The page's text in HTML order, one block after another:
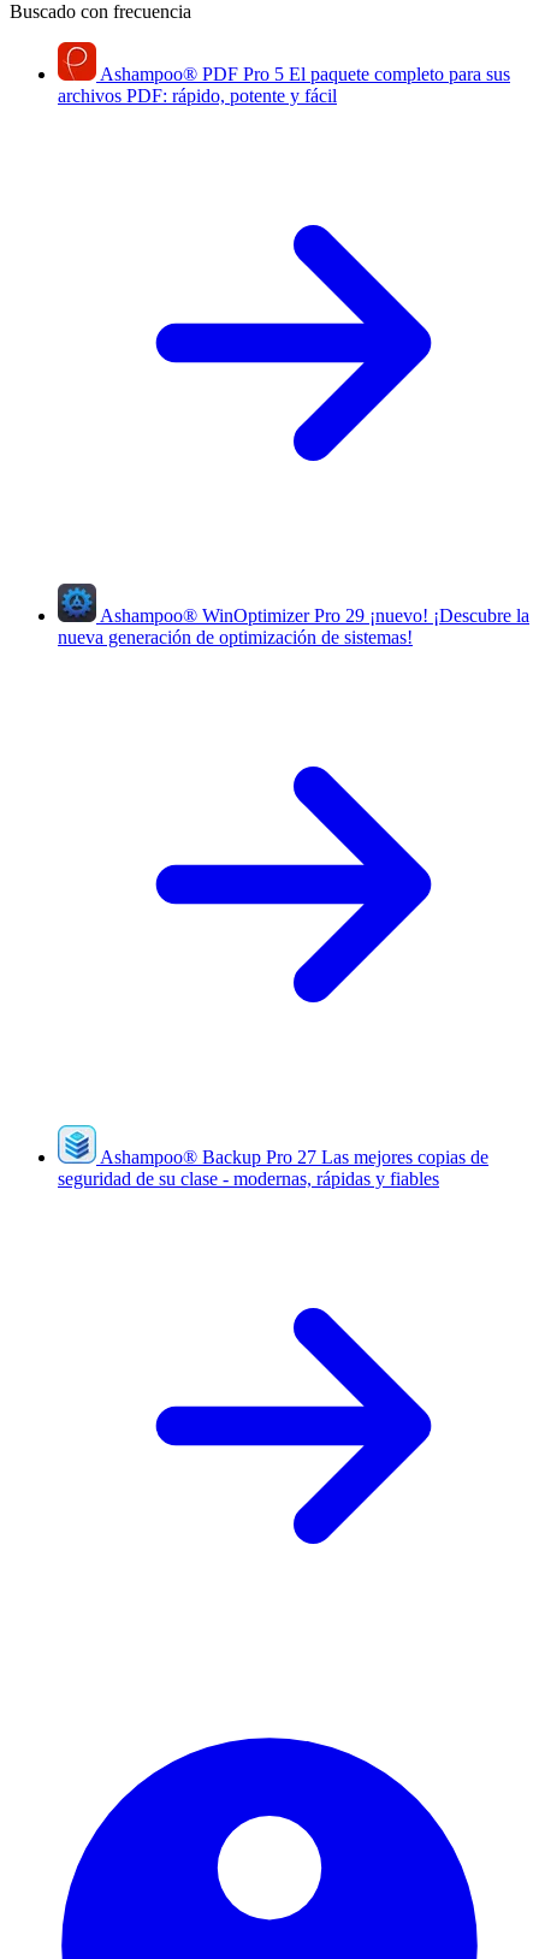
Buscado con frecuencia
Ashampoo® PDF Pro 5 El paquete completo para sus
archivos PDF: rápido, potente y fácil
Ashampoo® WinOptimizer Pro 29 ¡nuevo! ¡Descubre la
nueva generación de optimización de sistemas!
Ashampoo® Backup Pro 27 Las mejores copias de
seguridad de su clase - modernas, rápidas y fiables